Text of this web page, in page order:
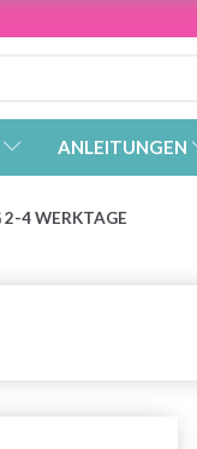
ANLEITUNGEN
2-4 WERKTAGE